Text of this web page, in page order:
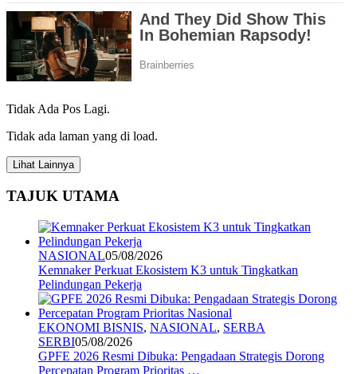
Tidak Ada Pos Lagi.
Tidak ada laman yang di load.
Lihat Lainnya
TAJUK UTAMA
NASIONAL05/08/2026
Kemnaker Perkuat Ekosistem K3 untuk Tingkatkan
Pelindungan Pekerja
EKONOMI BISNIS, NASIONAL, SERBA
SERBI05/08/2026
GPFE 2026 Resmi Dibuka: Pengadaan Strategis Dorong
Percepatan Program Prioritas …